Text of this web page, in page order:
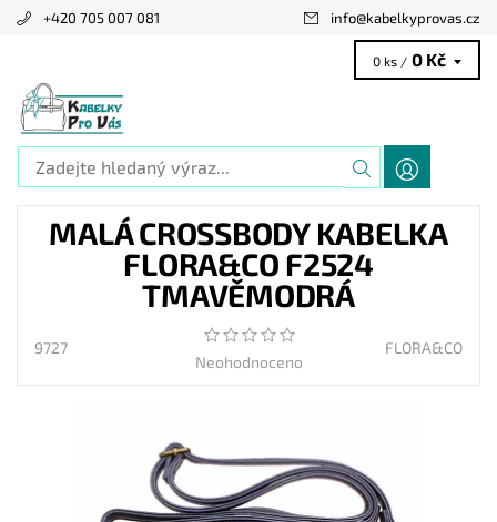
+420 705 007 081 info@kabelkyprovas.cz
0 ks / 0 Kč
MALÁ CROSSBODY KABELKA
FLORA&CO F2524
TMAVĚMODRÁ
9727
Neohodnoceno
FLORA&CO